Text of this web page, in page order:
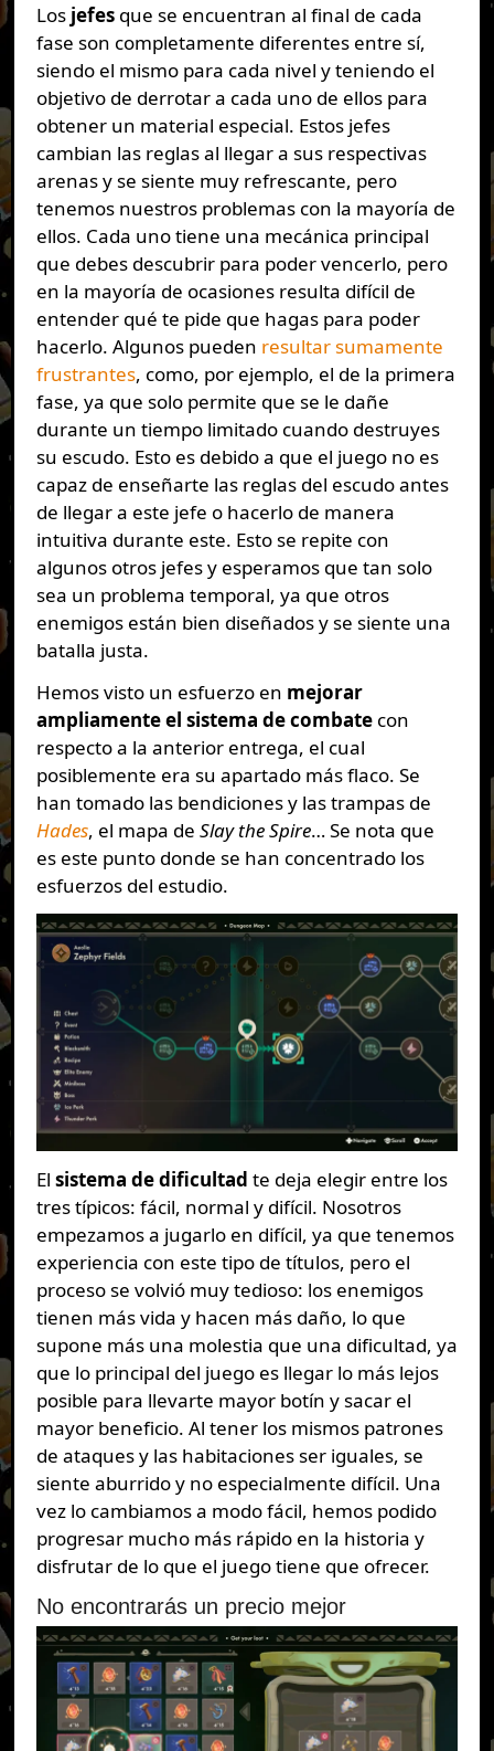
Losjefesque se encuentran al final de cada
fase son completamente diferentes entre sí,
siendo el mismo para cada nivel y teniendo el
objetivo de derrotar a cada uno de ellos para
obtener un material especial. Estos jefes
cambian las reglas al llegar a sus respectivas
arenas y se siente muy refrescante, pero
tenemos nuestros problemas con la mayoría de
ellos. Cada uno tiene una mecánica principal
que debes descubrir para poder vencerlo, pero
en la mayoría de ocasiones resulta difícil de
entender qué te pide que hagas para poder
hacerlo. Algunos pueden resultar sumamente
frustrantes, como, por ejemplo, el de la primera
fase, ya que solo permite que se le dañe
durante un tiempo limitado cuando destruyes
su escudo. Esto es debido a que el juego no es
capaz de enseñarte las reglas del escudo antes
de llegar a este jefe o hacerlo de manera
intuitiva durante este. Esto se repite con
algunos otros jefes y esperamos que tan solo
sea un problema temporal, ya que otros
enemigos están bien diseñados y se siente una
batalla justa.
Hemos visto un esfuerzo en mejorar
ampliamente el sistema de combatecon
respecto a la anterior entrega, el cual
posiblemente era su apartado más flaco. Se
han tomado las bendiciones y las trampas de
Hades, el mapa de Slay the Spire… Se nota que
es este punto donde se han concentrado los
esfuerzos del estudio.
El sistema de dificultad te deja elegir entre los
tres típicos: fácil, normal y difícil. Nosotros
empezamos a jugarlo en difícil, ya que tenemos
experiencia con este tipo de títulos, pero el
proceso se volvió muy tedioso: los enemigos
tienen más vida y hacen más daño, lo que
supone más una molestia que una dificultad, ya
que lo principal del juego es llegar lo más lejos
posible para llevarte mayor botín y sacar el
mayor beneficio. Al tener los mismos patrones
de ataques y las habitaciones ser iguales, se
siente aburrido y no especialmente difícil. Una
vez lo cambiamos a modo fácil, hemos podido
progresar mucho más rápido en la historia y
disfrutar de lo que el juego tiene que ofrecer.
No encontrarás un precio mejor